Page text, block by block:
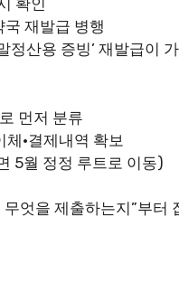
확인
재발급 병행
산용 증빙’ 재발급이
먼저 분류
·결제내역 확보
5월 정정 루트로 이동)
무엇을 제출하는지”부터